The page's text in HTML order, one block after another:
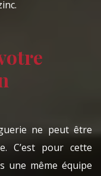
ne peut être
C’est pour cette
une même équipe